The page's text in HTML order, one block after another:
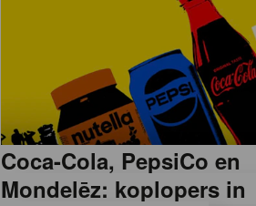
Coca-Cola, PepsiCo en
Mondelēz: koplopers in